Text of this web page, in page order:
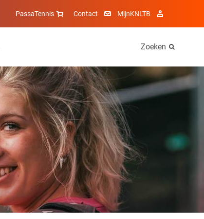
PassaTennis Contact MijnKNLTB
Zoeken